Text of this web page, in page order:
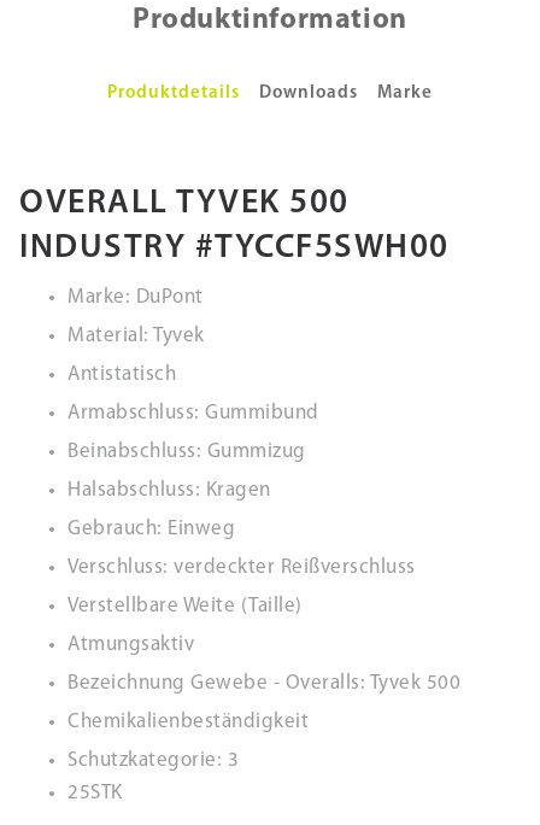
Produktinformation
Produktdetails Downloads Marke
OVERALL TYVEK 500
INDUSTRY #TYCCF5SWH00
Marke: DuPont
Material: Tyvek
Antistatisch
Armabschluss: Gummibund
Beinabschluss: Gummizug
Halsabschluss: Kragen
Gebrauch: Einweg
Verschluss: verdeckter Reißverschluss
Verstellbare Weite (Taille)
Atmungsaktiv
Bezeichnung Gewebe - Overalls: Tyvek 500
Chemikalienbeständigkeit
Schutzkategorie: 3
25STK